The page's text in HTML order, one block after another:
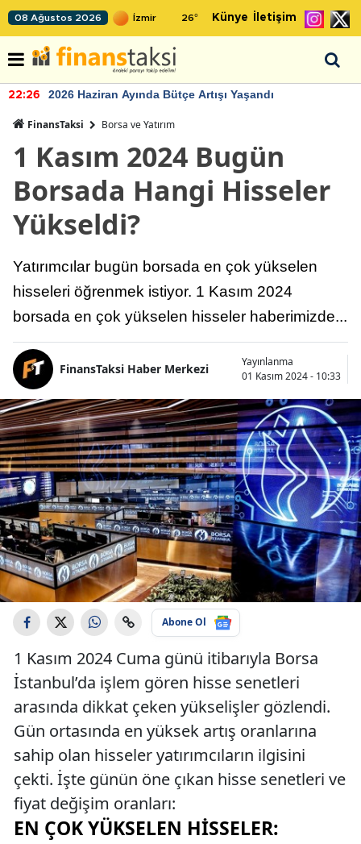
08 Ağustos 2026 26° Künye İletişim
22:26 2026 Haziran Ayında Bütçe Artışı Yaşandı
FinansTaksi Borsa ve Yatırım
1 Kasım 2024 Bugün
Borsada Hangi Hisseler
Yükseldi?
Yatırımcılar bugün borsada en çok yükselen
hisseleri öğrenmek istiyor. 1 Kasım 2024
borsada en çok yükselen hisseler haberimizde...
FinansTaksi Haber Merkezi
Yayınlanma
01 Kasım 2024 - 10:33
Abone Ol
1 Kasım 2024 Cuma günü itibarıyla Borsa
İstanbul’da işlem gören hisse senetleri
arasında dikkat çeken yükselişler gözlendi.
Gün ortasında en yüksek artış oranlarına
sahip olan hisseler yatırımcıların ilgisini
çekti. İşte günün öne çıkan hisse senetleri ve
fiyat değişim oranları:
EN ÇOK YÜKSELEN HISSELER: